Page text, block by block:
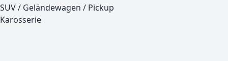
SUV / Geländewagen / Pickup
Karosserie